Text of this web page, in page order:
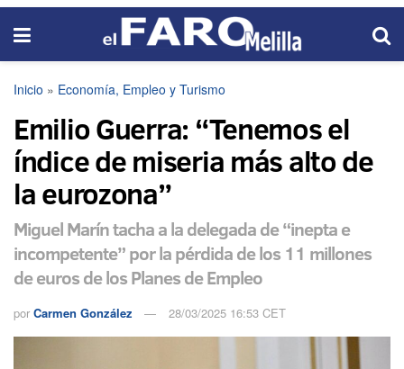
Inicio » Economía, Empleo y Turismo
Emilio Guerra: “Tenemos el
índice de miseria más alto de
la eurozona”
Miguel Marín tacha a la delegada de “inepta e
incompetente” por la pérdida de los 11 millones
de euros de los Planes de Empleo
por Carmen González 28/03/2025 16:53 CET